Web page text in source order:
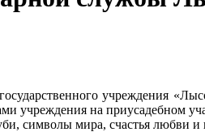
учреждения
учреждения на приусадебном
символы мира, счастья любви и